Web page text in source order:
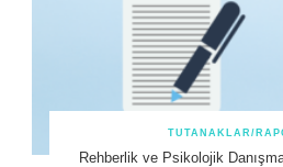
TUTANAKLAR/
Rehberlik ve Psikolojik